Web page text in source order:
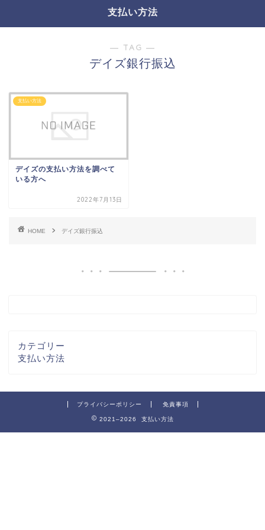
支払い方法
― TAG ―
デイズ銀行振込
支払い方法
デイズの支払い方法を調べて
いる方へ
2022年7月13日
HOME デイズ銀行振込
カテゴリー
支払い方法
プライバシーポリシー 免責事項
2021–2026 支払い方法